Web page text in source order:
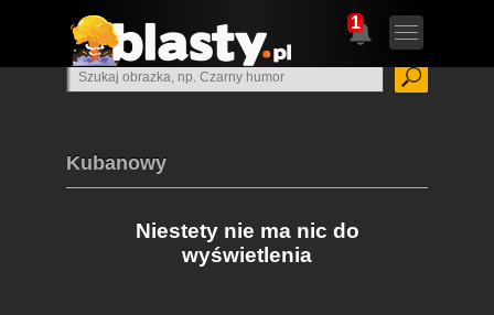
1
Kubanowy
Niestety nie ma nic do
wyświetlenia